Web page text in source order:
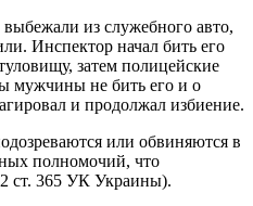
из служебного авто,
Инспектор начал бить его
затем полицейские
мужчины не бить его и о
и продолжал избиение.
или обвиняются в
полномочий, что
ст. 365 УК Украины).